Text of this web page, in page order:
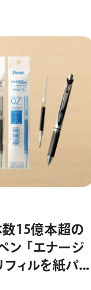
15億本超の
ン 「エナージ
フィルを紙パッ
え プラスチ